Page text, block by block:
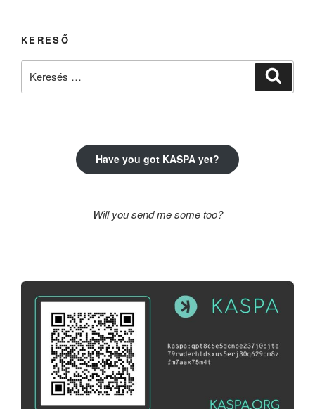
KERESŐ
Have you got KASPA yet?
Will you send me some too?